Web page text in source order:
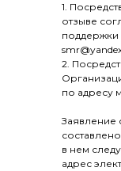
1.
отзыве
поддержки
2.
по адресу
Заявление
в нем
адрес